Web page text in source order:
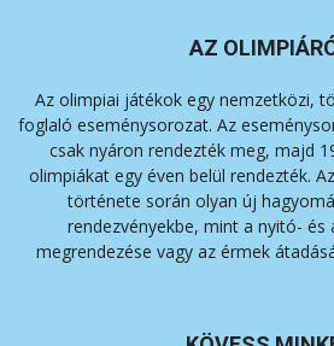
AZ
Az olimpiai játékok egy nemzetközi,
foglaló eseménysorozat. Az
csak nyáron rendezték meg, majd
olimpiákat egy éven belül rendezték.
története során olyan új
rendezvényekbe, mint a nyitó- és
megrendezése vagy az érmek